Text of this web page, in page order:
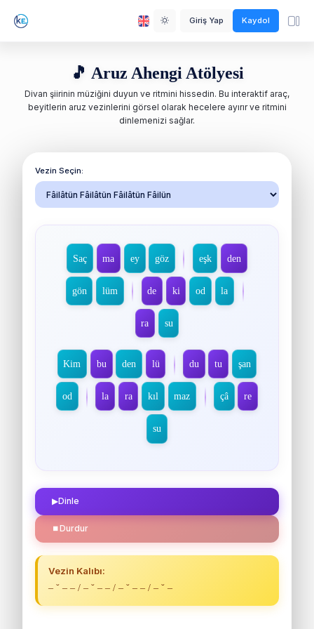
Giriş Yap Kaydol
🎵 Aruz Ahengi Atölyesi
Divan şiirinin müziğini duyun ve ritmini hissedin. Bu interaktif araç,
beyitlerin aruz vezinlerini görsel olarak hecelere ayırır ve ritmini
dinlemenizi sağlar.
Vezin Seçin:
Saç ma ey göz eşk den
gön lüm de ki od la
ra su
Kim bu den lü du tu şan
od la ra kıl maz çâ re
su
▶Dinle
⏹Durdur
Vezin Kalıbı:
– ˘ – – / – ˘ – – / – ˘ – – / – ˘ –